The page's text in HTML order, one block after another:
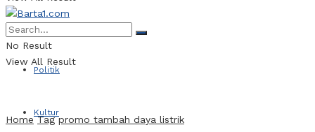
Politik
Kultur
No Result
View All Result
Home Tag promo tambah daya listrik